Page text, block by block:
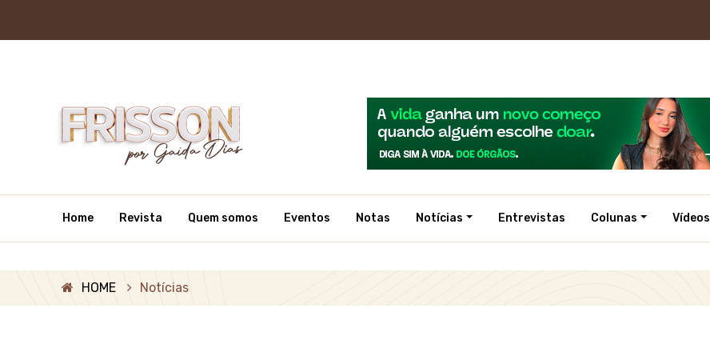
Home Revista Quem somos Eventos Notas Notícias Entrevistas Colunas Vídeos
HOME Notícias